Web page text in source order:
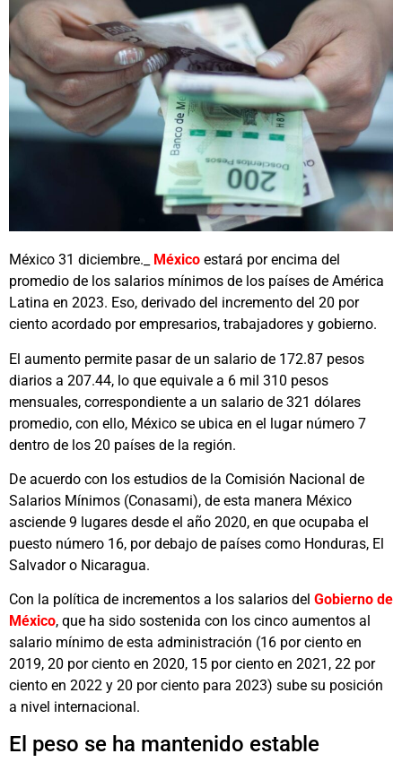
México 31 diciembre._ México estará por encima del
promedio de los salarios mínimos de los países de América
Latina en 2023. Eso, derivado del incremento del 20 por
ciento acordado por empresarios, trabajadores y gobierno.
El aumento permite pasar de un salario de 172.87 pesos
diarios a 207.44, lo que equivale a 6 mil 310 pesos
mensuales, correspondiente a un salario de 321 dólares
promedio, con ello, México se ubica en el lugar número 7
dentro de los 20 países de la región.
De acuerdo con los estudios de la Comisión Nacional de
Salarios Mínimos (Conasami), de esta manera México
asciende 9 lugares desde el año 2020, en que ocupaba el
puesto número 16, por debajo de países como Honduras, El
Salvador o Nicaragua.
Con la política de incrementos a los salarios del Gobierno de
México, que ha sido sostenida con los cinco aumentos al
salario mínimo de esta administración (16 por ciento en
2019, 20 por ciento en 2020, 15 por ciento en 2021, 22 por
ciento en 2022 y 20 por ciento para 2023) sube su posición
a nivel internacional.
El peso se ha mantenido estable